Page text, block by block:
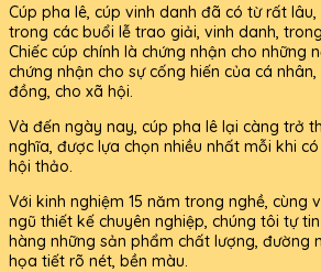
Cúp pha lê, cúp vinh danh đã có từ rất
trong các buổi lễ trao giải, vinh danh,
Chiếc cúp chính là chứng nhận cho những
chứng nhận cho sự cống hiến của cá
đồng, cho xã hội.
Và đến ngày nay, cúp pha lê lại càng trở
nghĩa, được lựa chọn nhiều nhất mỗi khi
hội thảo.
Với kinh nghiệm 15 năm trong nghề, cùng
ngũ thiết kế chuyên nghiệp, chúng tôi tự
hàng những sản phẩm chất lượng, đường
họa tiết rõ nét, bền màu.